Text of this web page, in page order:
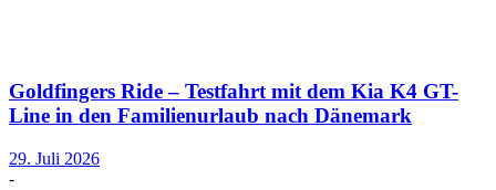
Goldfingers Ride – Testfahrt mit dem Kia K4 GT-
Line in den Familienurlaub nach Dänemark
29. Juli 2026
-